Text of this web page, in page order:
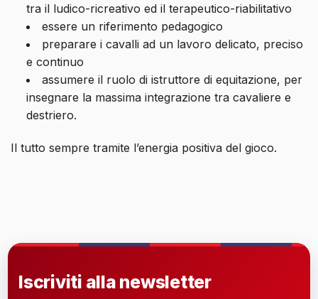
tra il ludico-ricreativo ed il terapeutico-riabilitativo
essere un riferimento pedagogico
preparare i cavalli ad un lavoro delicato, preciso
e continuo
assumere il ruolo di istruttore di equitazione, per
insegnare la massima integrazione tra cavaliere e
destriero.
Il tutto sempre tramite l’energia positiva del gioco.
Iscriviti alla newsletter